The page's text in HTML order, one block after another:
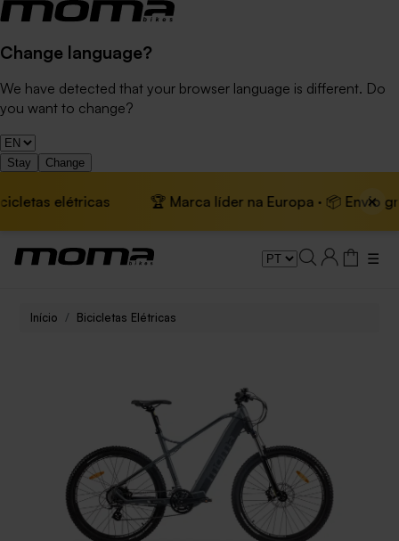
Change language?
We have detected that your browser language is different. Do
you want to change?
Stay Change
elétricas 🏆 Marca líder na Europa · 📦 Envio ×
☰
Início Bicicletas Elétricas